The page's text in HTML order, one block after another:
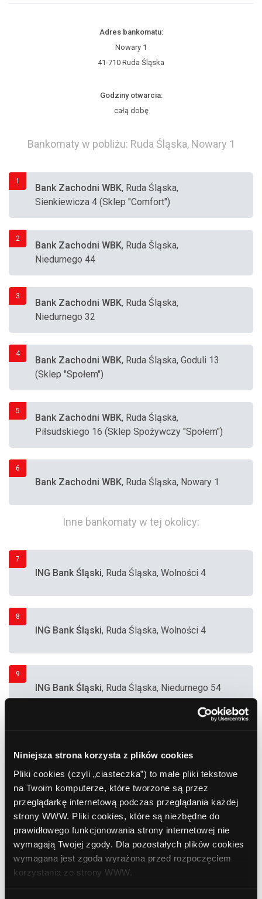
Niniejsza strona korzysta z plików cookies
Pliki cookies (czyli „ciasteczka”) to małe pliki tekstowe
na Twoim komputerze, które tworzone są przez
przeglądarkę internetową podczas przeglądania każdej
strony WWW. Pliki cookies, które są niezbędne do
prawidłowego funkcjonowania strony internetowej nie
wymagają Twojej zgody. Dla pozostałych plików cookies
wymagana jest zgoda wyrażona przed rozpoczęciem
korzystania ze strony WWW.
Adres bankomatu:
Nowary 1
41-710 Ruda Śląska
Godziny otwarcia:
całą dobę
Bankomaty w pobliżu: Ruda Śląska, Nowary 1
1
Bank Zachodni WBK, Ruda Śląska,
Sienkiewicza 4 (Sklep "Comfort")
2
Bank Zachodni WBK, Ruda Śląska,
Niedurnego 44
3
Bank Zachodni WBK, Ruda Śląska,
Niedurnego 32
4
Bank Zachodni WBK, Ruda Śląska, Goduli 13
(Sklep "Społem")
5
Bank Zachodni WBK, Ruda Śląska,
Piłsudskiego 16 (Sklep Spożywczy "Społem")
6
Bank Zachodni WBK, Ruda Śląska, Nowary 1
Inne bankomaty w tej okolicy:
7
ING Bank Śląski, Ruda Śląska, Wolności 4
8
ING Bank Śląski, Ruda Śląska, Wolności 4
9
ING Bank Śląski, Ruda Śląska, Niedurnego 54
11
ING Bank Śląski
, Ruda Śląska, Kokota 169
(Kopalnia "Bielszowice")
12
ING Bank Śląski, Ruda Śląska, Halembska 160